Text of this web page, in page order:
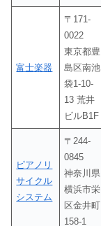
富士楽器
〒171-
0022
東京都豊
島区南池
袋1-10-
13 荒井
ビルB1F
ピアノリ
サイクル
システム
〒244-
0845
神奈川県
横浜市栄
区金井町
158-1